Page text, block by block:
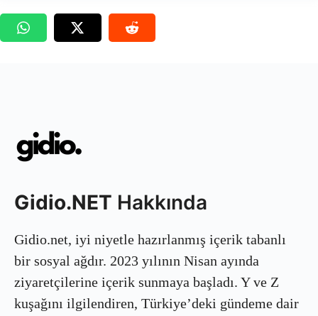
Gidio.NET Hakkında
Gidio.net, iyi niyetle hazırlanmış içerik tabanlı
bir sosyal ağdır. 2023 yılının Nisan ayında
ziyaretçilerine içerik sunmaya başladı. Y ve Z
kuşağını ilgilendiren, Türkiye’deki gündeme dair